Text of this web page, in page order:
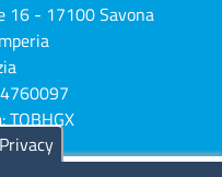
16 - 17100 Savona
: TQBHGX